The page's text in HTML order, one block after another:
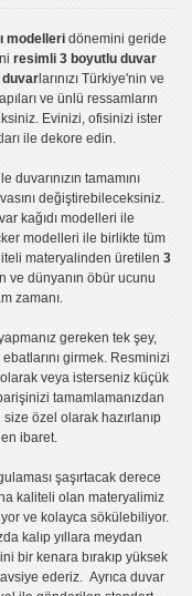
modelleridönemini geride
resimli 3 boyutlu duvar
duvarlarınızı Türkiye'nin ve
ve ünlü ressamların
Evinizi, ofisinizi ister
ile dekore edin.
duvarınızın tamamını
değiştirebileceksiniz.
kağıdı modelleri ile
modelleri ile birlikte tüm
materyalinden üretilen 3
ve dünyanın öbür ucunu
zamanı.
gereken tek şey,
girmek. Resminizi
olarak veya isterseniz küçük
tamamlamanızdan
size özel olarak hazırlanıp
ibaret.
şaşırtacak derece
kaliteli olanmateryalimiz
ve kolayca sökülebiliyor.
kalıp yıllara meydan
bir kenara bırakıp yüksek
ederiz. Ayrıca duvar